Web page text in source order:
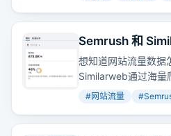
Semrush 和
个网站的流量数
想知道网站流量数据
Similarweb通过海量
链接关系，爬取搜索
站的流量。
#网站流量 #